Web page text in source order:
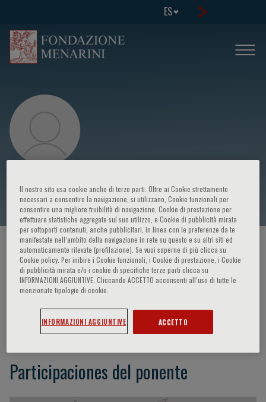
ES
Joseph M. Custodio
HOME PAGE / CURSOS Y EVENTOS / ORADOR
Joseph M. Custodio
Participaciones del ponente
Il nostro sito usa cookie anche di terze parti. Oltre ai Cookie strettamente
necessari a consentire la navigazione, si utilizzano, Cookie funzionali per
consentire una migliore fruibilità di navigazione, Cookie di prestazione per
effettuare statistiche aggregate sul suo utilizzo, e Cookie di pubblicità mirata
per sottoporti contenuti, anche pubblicitari, in linea con le preferenze da te
manifestate nell‘ambito della navigazione in rete su questo e su altri siti ed
automaticamente rilevate (profilazione). Se vuoi saperne di più clicca su
Cookie policy. Per inibire i Cookie funzionali, i Cookie di prestazione, i Cookie
di pubblicità mirata e/o i cookie di specifiche terze parti clicca su
INFORMAZIONI AGGIUNTIVE. Cliccando ACCETTO acconsenti all’uso di tutte le
menzionate tipologie di cookie.
INFORMAZIONI AGGIUNTIVE ACCETTO